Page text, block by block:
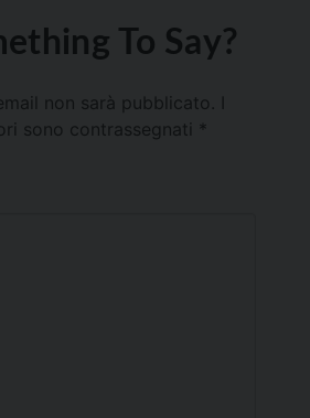
To Say?
non sarà pubblicato.
sono contrassegnati *